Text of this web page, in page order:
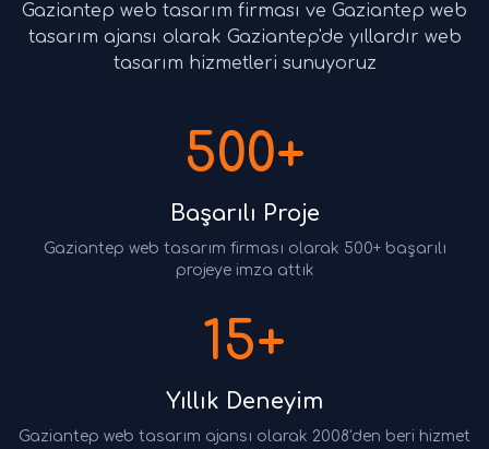
Gaziantep web tasarım firması ve Gaziantep web
tasarım ajansı olarak Gaziantep'de yıllardır web
tasarım hizmetleri sunuyoruz
500+
Başarılı Proje
Gaziantep web tasarım firması olarak 500+ başarılı
projeye imza attık
15+
Yıllık Deneyim
Gaziantep web tasarım ajansı olarak 2008'den beri hizmet